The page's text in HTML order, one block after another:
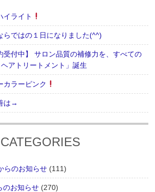
イライト
らではの１日になりました(^^)
受付中】 サロン品質の補修力を、すべての
アトリートメント」誕生
カラーピンク
は→
CATEGORIES
らのお知らせ (111)
のお知らせ (270)